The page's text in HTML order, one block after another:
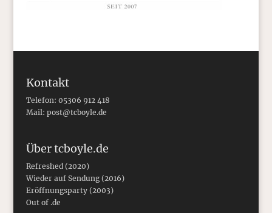
Kontakt
Telefon: 05306 912 418
Mail: post@tcboyle.de
Über tcboyle.de
Refreshed (2020)
Wieder auf Sendung (2016)
Eröffnungsparty (2003)
Out of .de